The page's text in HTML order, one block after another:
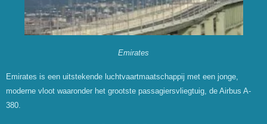
Emirates
Emirates is een uitstekende luchtvaartmaatschappij met een jonge,
moderne vloot waaronder het grootste passagiersvliegtuig, de Airbus A-
380.